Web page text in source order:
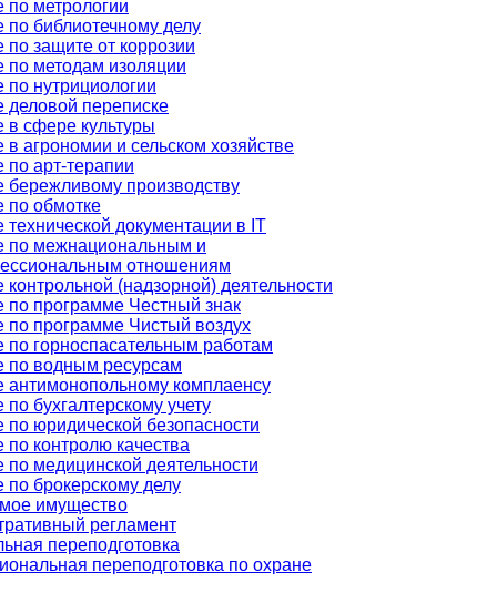
по метрологии
по библиотечному делу
по защите от коррозии
по методам изоляции
по нутрициологии
деловой переписке
в сфере культуры
в агрономии и сельском хозяйстве
по арт-терапии
бережливому производству
по обмотке
технической документации в IT
по межнациональным и
отношениям
контрольной (надзорной) деятельности
по программе Честный знак
по программе Чистый воздух
по горноспасательным работам
по водным ресурсам
антимонопольному комплаенсу
бухгалтерскому учету
по юридической безопасности
по контролю качества
по медицинской деятельности
по брокерскому делу
имущество
регламент
переподготовка
переподготовка по охране